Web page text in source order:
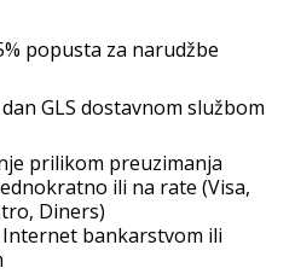
popusta za narudžbe
GLS dostavnom službom
prilikom preuzimanja
ili na rate (Visa,
Diners)
bankarstvom ili